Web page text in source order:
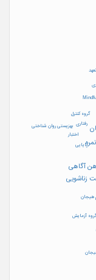
دانشکده
زناشویی
نمره
آگاهی
هیجان
گروه کنترل
آزمایش
اختبار
رفتاری
پایایی
بهزیستی روان شناختی